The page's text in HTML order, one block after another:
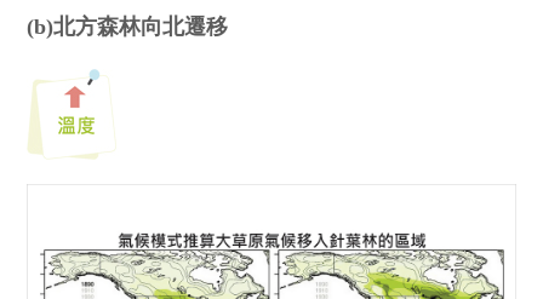
(b)北方森林向北遷移